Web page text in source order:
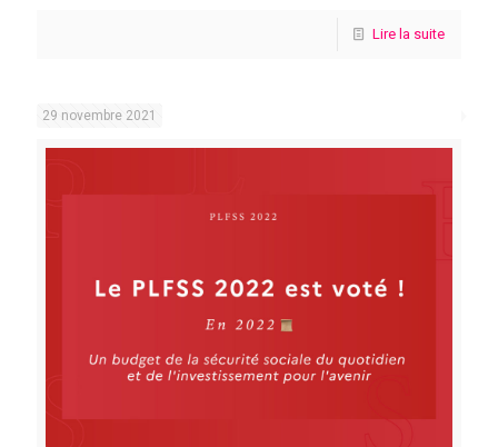
Lire la suite
29 novembre 2021